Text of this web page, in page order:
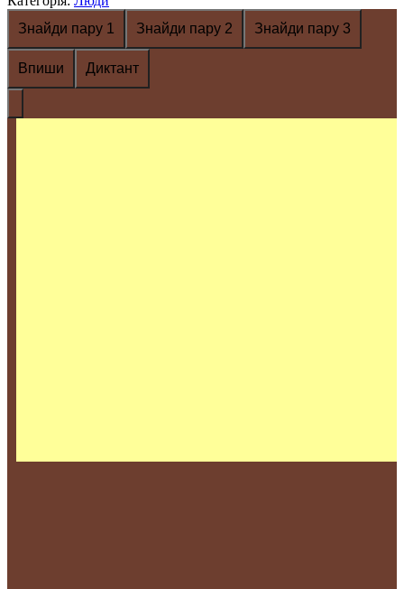
Знайди пару 1
Знайди пару 2 Знайди пару 3
Впиши Диктант